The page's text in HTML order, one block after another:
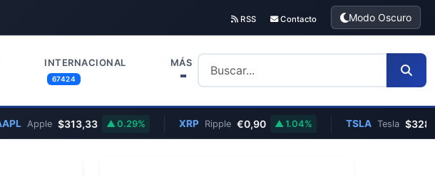
RSS Contacto Modo Oscuro
INTERNACIONAL
67424
MÁS
Apple $313,33 0.29% Ripple €0,90 1.04% TSLA Tesla $328,58